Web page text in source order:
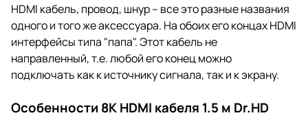
HDMI кабель, провод, шнур – все это разные названия
одного и того же аксессуара. На обоих его концах HDMI
интерфейсы типа "папа". Этот кабель не
направленный, т.е. любой его конец можно
подключать как к источнику сигнала, так и к экрану.
Особенности 8K HDMI кабеля 1.5 м Dr.HD